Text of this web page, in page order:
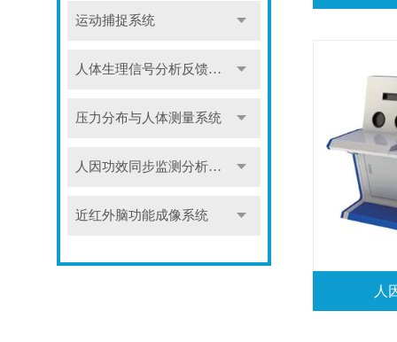
运动捕捉系统
人体生理信号分析反馈系统
压力分布与人体测量系统
人因功效同步监测分析系统
近红外脑功能成像系统
人